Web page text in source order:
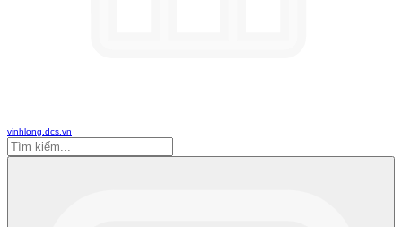
vinhlong.dcs.vn